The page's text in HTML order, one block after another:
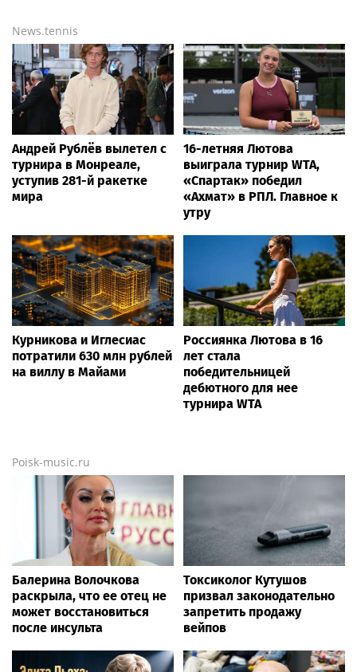
News.tennis
Андрей Рублёв вылетел с
турнира в Монреале,
уступив 281-й ракетке
мира
16-летняя Лютова
выиграла турнир WTA,
«Спартак» победил
«Ахмат» в РПЛ. Главное к
утру
Курникова и Иглесиас
потратили 630 млн рублей
на виллу в Майами
Россиянка Лютова в 16
лет стала
победительницей
дебютного для нее
турнира WTA
Poisk-music.ru
Балерина Волочкова
раскрыла, что ее отец не
может восстановиться
после инсульта
Токсиколог Кутушов
призвал законодательно
запретить продажу
вейпов